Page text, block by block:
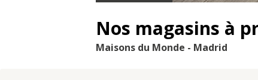
Nos magasins à
Maisons du Monde - Madrid